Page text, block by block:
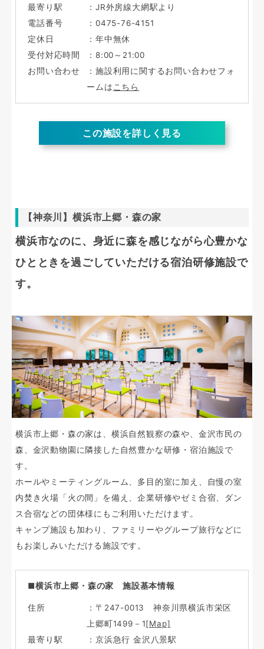
最寄り駅
：JR外房線大網駅より
電話番号
：0475-76-4151
定休日
：年中無休
受付対応時間
：8:00～21:00
お問い合わせ
：施設利用に関するお問い合わせフォ
ームは こちら
この施設を詳しく見る
【神奈川】横浜市上郷・森の家
横浜市なのに、身近に森を感じながら心豊かな
ひとときを過ごしていただける宿泊研修施設で
す。
横浜市上郷・森の家は、横浜自然観察の森や、金沢市民の
森、金沢動物園に隣接した自然豊かな研修・宿泊施設で
す。
ホールやミーティングルーム、多目的室に加え、自慢の室
内焚き火場「火の間」を備え、企業研修やゼミ合宿、ダン
ス合宿などの団体様にもご利用いただけます。
キャンプ施設も加わり、ファミリーやグループ旅行などに
もお楽しみいただける施設です。
■横浜市上郷・森の家 施設基本情報
住所
：〒247-0013 神奈川県横浜市栄区
上郷町1499－1[Map]
最寄り駅
：京浜急行 金沢八景駅